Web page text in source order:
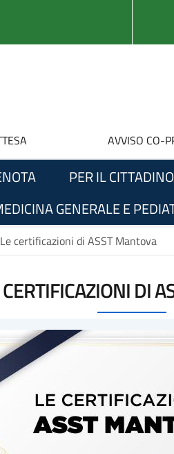
AVVISO CO-
PER IL CITTADINO
GENERALE E
Le certificazioni di ASST Mantova
DI